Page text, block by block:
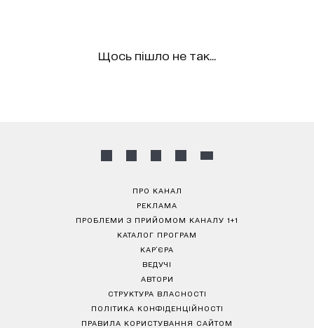
Щось пішло не так...
ПРО КАНАЛ
РЕКЛАМА
ПРОБЛЕМИ З ПРИЙОМОМ КАНАЛУ 1+1
КАТАЛОГ ПРОГРАМ
КАР’ЄРА
ВЕДУЧІ
АВТОРИ
СТРУКТУРА ВЛАСНОСТІ
ПОЛІТИКА КОНФІДЕНЦІЙНОСТІ
ПРАВИЛА КОРИСТУВАННЯ САЙТОМ